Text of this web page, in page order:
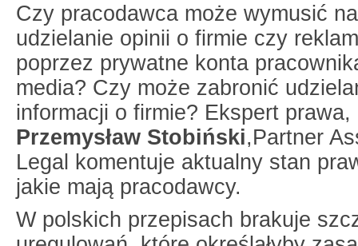
Czy pracodawca może wymusić
udzielanie opinii o firmie czy
poprzez prywatne konta
media? Czy może zabronić
informacji o firmie? Ekspert prawa,
Przemysław Stobiński,Partner
Legal komentuje aktualny stan
jakie mają pracodawcy.
W polskich przepisach brakuje